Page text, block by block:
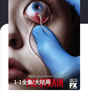
1-1全集/大结局